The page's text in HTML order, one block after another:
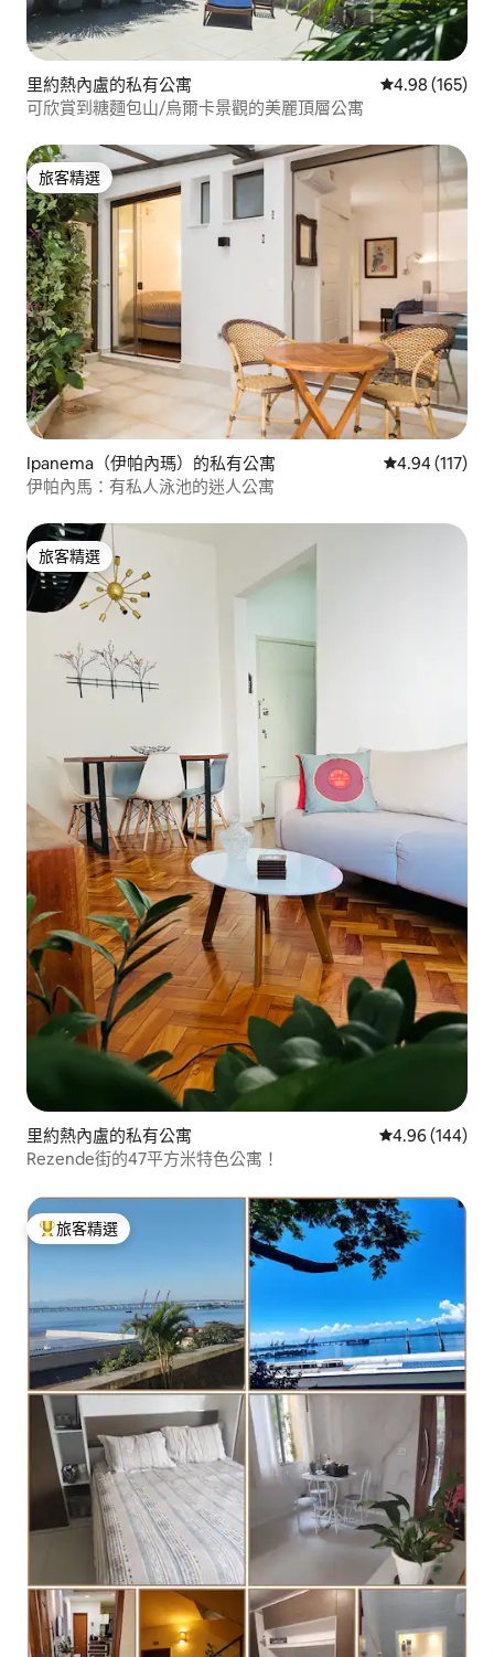
里約熱內盧的私有公寓 從 165 則評價
4.98 (165)
可欣賞到糖麵包山/烏爾卡景觀的美麗頂層公寓
旅客精選
旅客精選
Ipanema（伊帕內瑪）的私有公寓 從 117 則評價
4.94 (117)
伊帕內馬：有私人泳池的迷人公寓
旅客精選
旅客精選
里約熱內盧的私有公寓 從 144 則評價
4.96 (144)
Rezende街的47平方米特色公寓！
旅客精選榜首
旅客精選